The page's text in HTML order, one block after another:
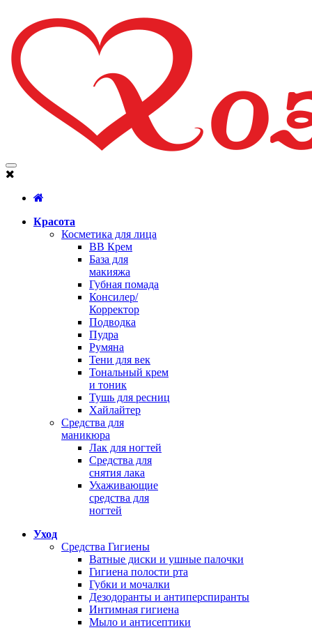
Красота
Косметика для лица
BB Крем
База для
макияжа
Губная помада
Консилер/
Корректор
Подводка
Пудра
Румяна
Тени для век
Тональный крем
и тоник
Тушь для ресниц
Хайлайтер
Средства для
маникюра
Лак для ногтей
Средства для
снятия лака
Ухаживающие
средства для
ногтей
Уход
Средства Гигиены
Ватные диски и ушные палочки
Гигиена полости рта
Губки и мочалки
Дезодоранты и антиперспиранты
Интимная гигиена
Мыло и антисептики